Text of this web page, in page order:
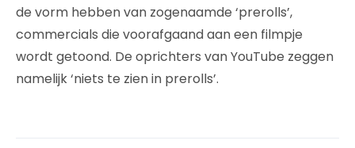
de vorm hebben van zogenaamde ‘prerolls’,
commercials die voorafgaand aan een filmpje
wordt getoond. De oprichters van YouTube zeggen
namelijk ‘niets te zien in prerolls’.